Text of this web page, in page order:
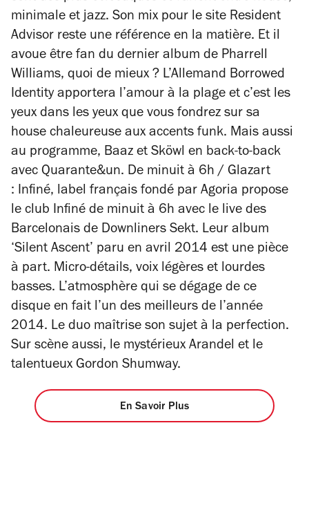
minimale et jazz. Son mix pour le site Resident
Advisor reste une référence en la matière. Et il
avoue être fan du dernier album de Pharrell
Williams, quoi de mieux ? L’Allemand Borrowed
Identity apportera l’amour à la plage et c’est les
yeux dans les yeux que vous fondrez sur sa
house chaleureuse aux accents funk. Mais aussi
au programme, Baaz et Sköwl en back-to-back
avec Quarante&un. De minuit à 6h / Glazart
: Infiné, label français fondé par Agoria propose
le club Infiné de minuit à 6h avec le live des
Barcelonais de Downliners Sekt. Leur album
‘Silent Ascent’ paru en avril 2014 est une pièce
à part. Micro-détails, voix légères et lourdes
basses. L’atmosphère qui se dégage de ce
disque en fait l’un des meilleurs de l’année
2014. Le duo maîtrise son sujet à la perfection.
Sur scène aussi, le mystérieux Arandel et le
talentueux Gordon Shumway.
En Savoir Plus